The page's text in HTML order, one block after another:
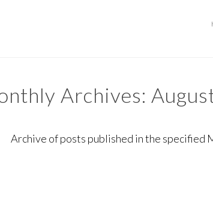
Archives:
Archive of posts published in the specified